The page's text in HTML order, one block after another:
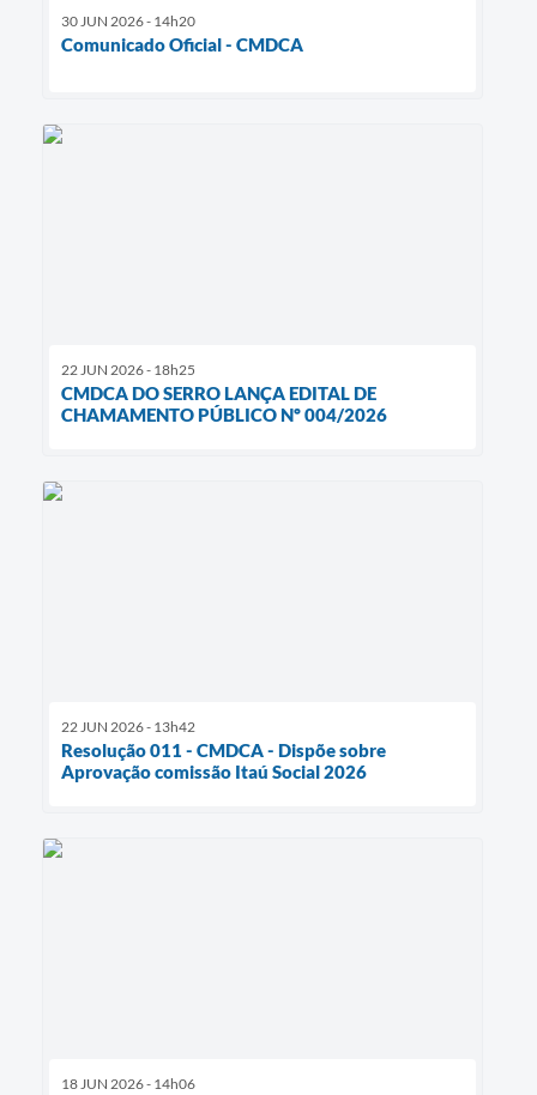
30 JUN 2026 - 14h20
Comunicado Oficial - CMDCA
22 JUN 2026 - 18h25
CMDCA DO SERRO LANÇA EDITAL DE
CHAMAMENTO PÚBLICO Nº 004/2026
22 JUN 2026 - 13h42
Resolução 011 - CMDCA - Dispõe sobre
Aprovação comissão Itaú Social 2026
18 JUN 2026 - 14h06